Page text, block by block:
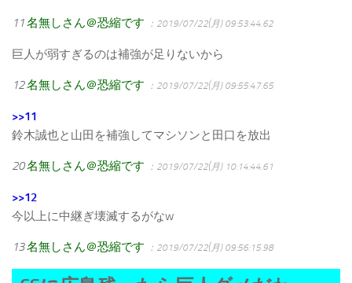
11名無しさん＠恐縮です ：2019/07/22(月) 09:53:44.62
巨人が弱すぎるのは補強が足りないから
12名無しさん＠恐縮です ：2019/07/22(月) 09:55:47.65
>>11
鈴木誠也と山田を補強してマシソンと田口を放出
20名無しさん＠恐縮です ：2019/07/22(月) 10:14:44.61
>>12
今以上に中継ぎ壊滅するがなw
13名無しさん＠恐縮です ：2019/07/22(月) 09:56:15.98